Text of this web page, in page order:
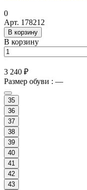
0
Арт. 178212
В корзину
В корзину
3 240 ₽
Размер обуви : —
35
36
37
38
39
40
41
42
43